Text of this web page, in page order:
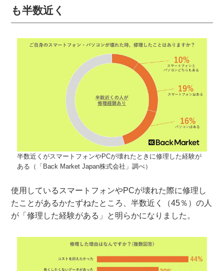
も半数近く
半数近くがスマートフォンやPCが壊れたときに修理した経験が
ある（「Back Market Japan株式会社」調べ）
使用しているスマートフォンやPCが壊れた際に修理し
たことがあるかたずねたところ、半数近く（45％）の人
が「修理した経験がある」と明らかになりました。